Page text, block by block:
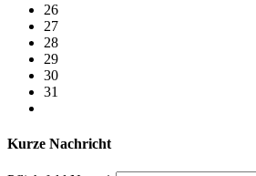
26
27
28
29
30
31
Kurze Nachricht